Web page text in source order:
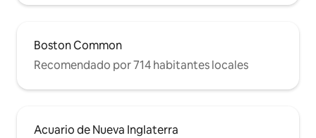
Boston Common
Recomendado por 714 habitantes locales
Acuario de Nueva Inglaterra